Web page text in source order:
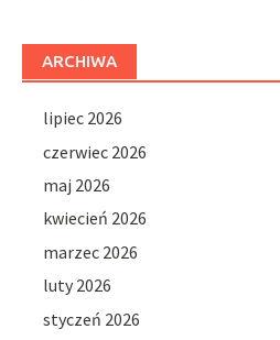
ARCHIWA
lipiec 2026
czerwiec 2026
maj 2026
kwiecień 2026
marzec 2026
luty 2026
styczeń 2026